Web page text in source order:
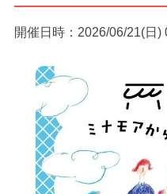
開催日時：2026/06/21(日)